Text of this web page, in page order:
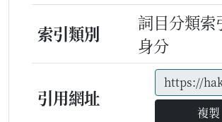
索引類別
詞目分類索
身分
引用網址
複製